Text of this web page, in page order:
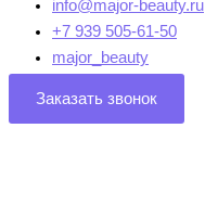
info@major-beauty.ru
+7 939 505-61-50
major_beauty
Заказать звонок